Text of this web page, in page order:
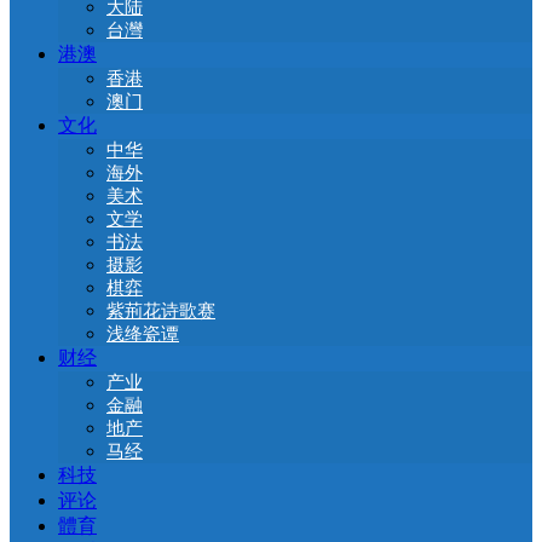
大陆
台灣
港澳
香港
澳门
文化
中华
海外
美术
文学
书法
摄影
棋弈
紫荊花诗歌赛
浅绛瓷谭
财经
产业
金融
地产
马经
科技
评论
體育